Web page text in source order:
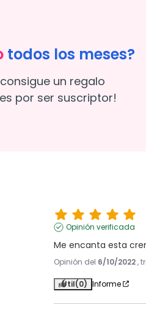
todos los meses?
un regalo
por ser suscriptor!
Opinión verificada
Me encanta esta
Opinión del 6/10/2022,
Útil(0) Informe